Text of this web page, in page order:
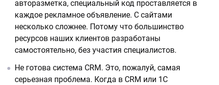
авторазметка, специальный код проставляется в
каждое рекламное объявление. С сайтами
несколько сложнее. Потому что большинство
ресурсов наших клиентов разработаны
самостоятельно, без участия специалистов.
Не готова система CRM. Это, пожалуй, самая
серьезная проблема. Когда в CRM или 1С